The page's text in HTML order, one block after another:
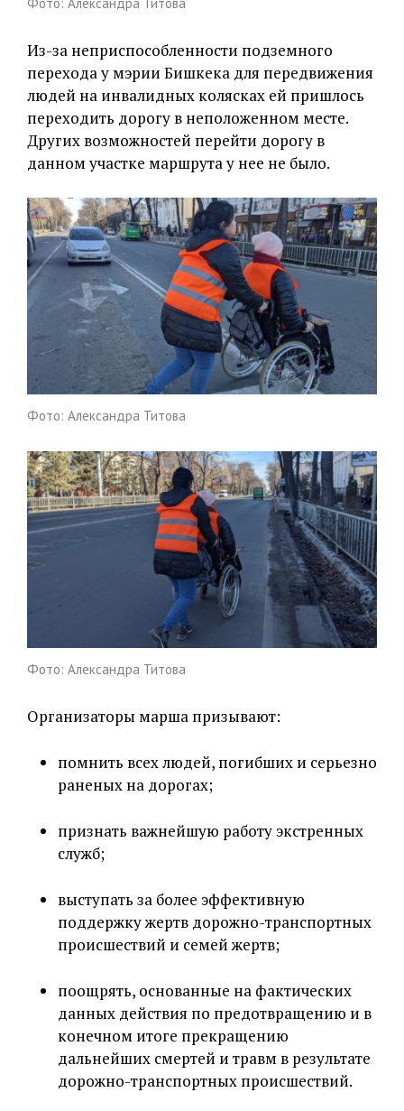
Из-за неприспособленности подземного
перехода у мэрии Бишкека для передвижения
людей на инвалидных колясках ей пришлось
переходить дорогу в неположенном месте.
Других возможностей перейти дорогу в
данном участке маршрута у нее не было.
Фото: Александра Титова
Фото: Александра Титова
Организаторы марша призывают:
помнить всех людей, погибших и серьезно
раненых на дорогах;
признать важнейшую работу экстренных
служб;
выступать за более эффективную
поддержку жертв дорожно-транспортных
происшествий и семей жертв;
поощрять, основанные на фактических
данных действия по предотвращению и в
конечном итоге прекращению
дальнейших смертей и травм в результате
дорожно-транспортных происшествий.